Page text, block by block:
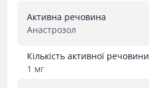
Активна речовина
Анастрозол
Кількість активної речовини
1 мг